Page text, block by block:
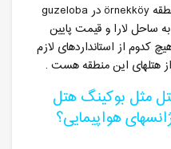
بعضی از این هتلهای سه ستاره در منطقه örnekköy در guzeloba
ساحل لارا و قیمت پایین
کدوم از استانداردهای لازم
هتلهای این منطقه هست .
مثل بوکینگ هتل
هواپیمایی؟